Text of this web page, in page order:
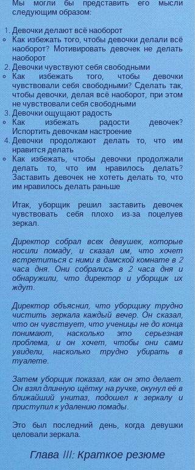
Мы могли бы представить его мысли
следующим образом:
Девочки делают всё наоборот
Как избежать того, чтобы девочки делали всё
наоборот? Мотивировать девочек не делать
наоборот
Девочки чувствуют себя свободными
Как избежать того, чтобы девочки
чувствовали себя свободными? Сделать так,
чтобы девочки, делая всё наоборот, при этом
не чувствовали себя свободными
Девочки ощущают радость
Как избежать радости девочек?
Испортить девочкам настроение
Девочки продолжают делать то, что им
нравится делать
Как избежать, чтобы девочки продолжали
делать то, что им нравилось делать?
Заставить девочек не хотеть делать то, что
им нравилось делать раньше
Итак, уборщик решил заставить девочек
чувствовать себя плохо из-за поцелуев
зеркал.
Директор собрал всех девушек, которые
носили помаду, и сказал им, что хочет
встретиться с ними в дамской комнате в 2
часа дня. Они собрались в 2 часа дня и
обнаружили, что директор и уборщик их
ждут.
Директор объяснил, что уборщику трудно
чистить зеркала каждый вечер. Он сказал,
что он чувствует, что ученицы не до конца
понимают, насколько это серьезная
проблема, и он хочет, чтобы они сами
увидели, насколько трудно убирать в
туалете.
Затем уборщик показал, как он это делает.
Он взял длинную щётку на ручке, окунул её в
ближайший унитаз, подошел к зеркалу и
приступил к удалению помады.
Это был последний день, когда девушки
целовали зеркала.
Глава III: Краткое резюме